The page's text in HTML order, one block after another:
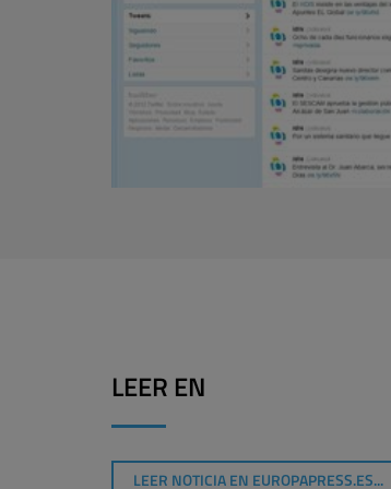
LEER EN
LEER NOTICIA EN EUROPAPRESS.ES...